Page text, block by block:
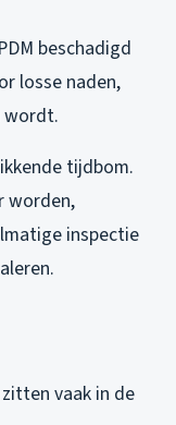
beschadigd
losse naden,
wordt.
tijdbom.
worden,
inspectie
vaak in de